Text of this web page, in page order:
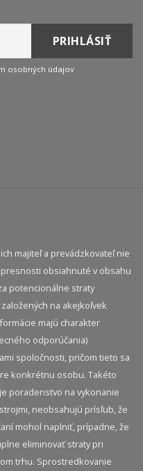
osobných údajov
majiteľ a prevádzkovateľ nie
obsiahnuté v obsahu
potencionálne straty
na akejkoľvek
majú charakter
odporúčania)
spoločnosti, pričom tieto sa
konkrétnu osobu. Takéto
poradenstvo na vykonanie
neobsahujú prísľub, že
mohol naplniť, prípadne, že
eliminovať straty pri
trhu. Sprostredkovanie